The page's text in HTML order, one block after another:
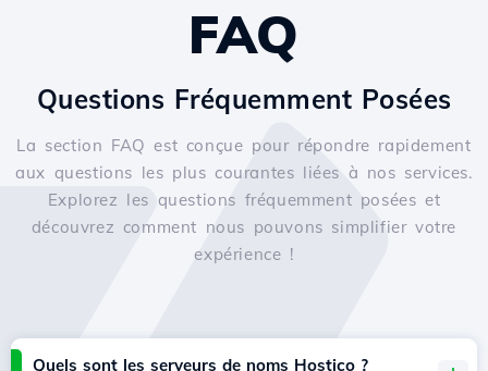
FAQ
Questions Fréquemment Posées
La section FAQ est conçue pour répondre rapidement
aux questions les plus courantes liées à nos services.
Explorez les questions fréquemment posées et
découvrez comment nous pouvons simplifier votre
expérience !
Quels sont les serveurs de noms Hostico ?